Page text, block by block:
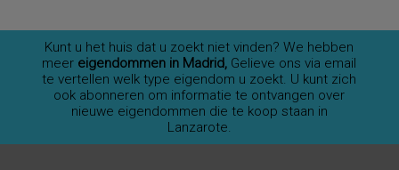
Kunt u het huis dat u zoekt niet vinden? We hebben
meer eigendommen in Madrid, Gelieve ons via email
te vertellen welk type eigendom u zoekt. U kunt zich
ook abonneren om informatie te ontvangen over
nieuwe eigendommen die te koop staan in
Lanzarote.